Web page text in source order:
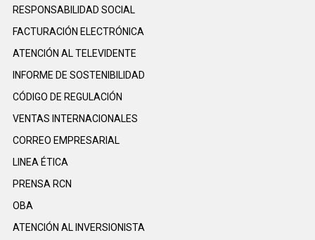
RESPONSABILIDAD SOCIAL
FACTURACIÓN ELECTRÓNICA
ATENCIÓN AL TELEVIDENTE
INFORME DE SOSTENIBILIDAD
CÓDIGO DE REGULACIÓN
VENTAS INTERNACIONALES
CORREO EMPRESARIAL
LINEA ÉTICA
PRENSA RCN
OBA
ATENCIÓN AL INVERSIONISTA